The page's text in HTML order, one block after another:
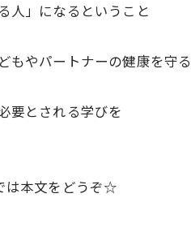
人」になるということ
もやパートナーの健康を守る
要とされる学びを
本文をどうぞ☆